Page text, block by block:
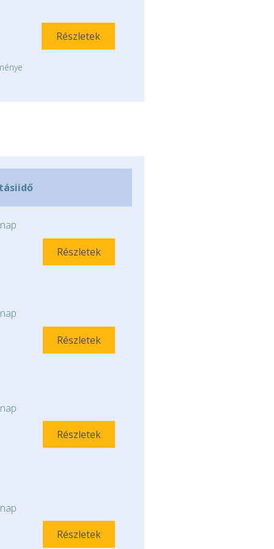
Részletek
Részletek
Részletek
Részletek
Részletek